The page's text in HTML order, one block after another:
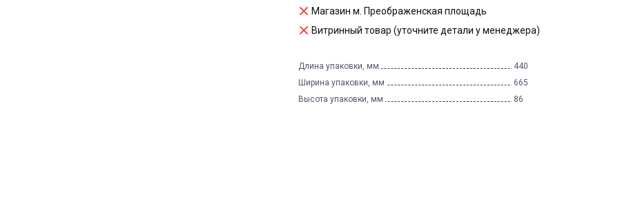
Магазин м. Преображенская площадь
Витринный товар (уточните детали у менеджера)
Длина упаковки, мм
440
Ширина упаковки, мм
665
Высота упаковки, мм
86